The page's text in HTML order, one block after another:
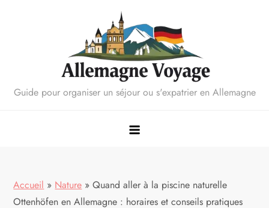
Guide pour organiser un séjour ou s'expatrier en Allemagne
Accueil » Nature »Quand aller à la piscine naturelle
Ottenhöfen en Allemagne : horaires et conseils pratiques